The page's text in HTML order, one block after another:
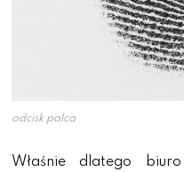
odcisk palca
Właśnie dlatego